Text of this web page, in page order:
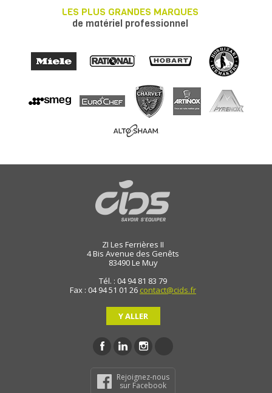
LES PLUS GRANDES MARQUES
de matériel professionnel
ZI Les Ferrières II
4 Bis Avenue des Genêts
83490Le Muy
Tél. : 04 94 81 83 79
Fax : 04 94 51 01 26 contact@cids.fr
Y ALLER
Rejoignez-nous
sur Facebook